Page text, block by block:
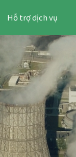
Hỗ trợ dịch vụ